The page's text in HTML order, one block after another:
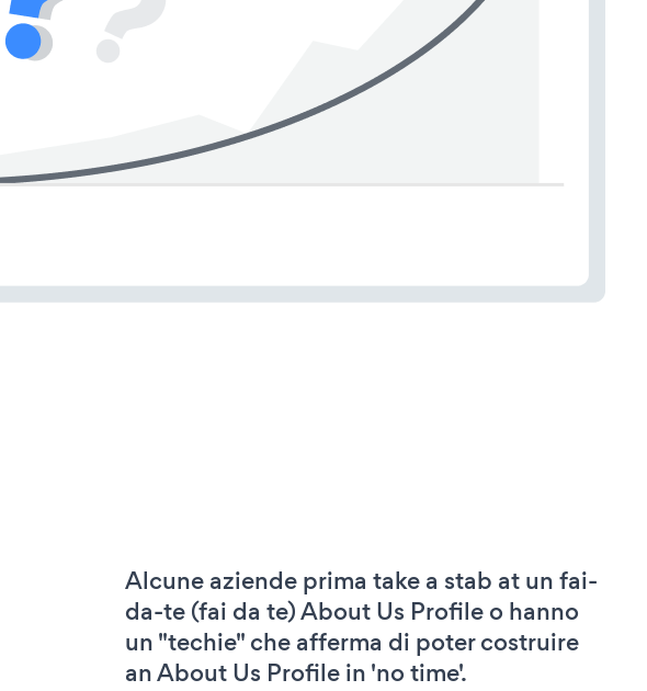
Alcune aziende prima take a stab at un fai-
da-te (fai da te) About Us Profile o hanno
un "techie" che afferma di poter costruire
an About Us Profile in 'no time'.